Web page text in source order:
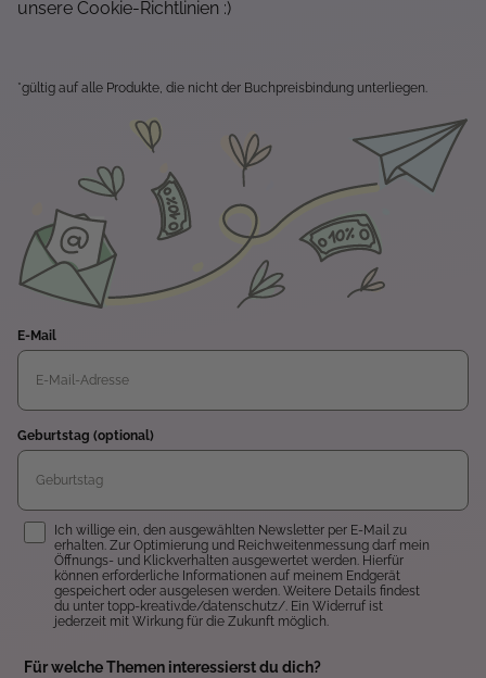
unsere Cookie-Richtlinien :)
*gültig auf alle Produkte, die nicht der Buchpreisbindung unterliegen.
E-Mail
Geburtstag (optional)
Einwilligung
Ich willige ein, den ausgewählten Newsletter per E-Mail zu
erhalten. Zur Optimierung und Reichweitenmessung darf mein
Öffnungs- und Klickverhalten ausgewertet werden. Hierfür
können erforderliche Informationen auf meinem Endgerät
gespeichert oder ausgelesen werden. Weitere Details findest
du unter topp-kreativ.de/datenschutz/. Ein Widerruf ist
jederzeit mit Wirkung für die Zukunft möglich.
Für welche Themen interessierst du dich?